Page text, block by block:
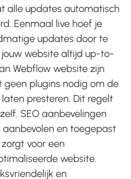
alle updates automatisch
Eenmaal live hoef je
updates door te
jouw website altijd up-to-
Webflow website zijn
geen plugins nodig om de
presteren. Dit regelt
SEO aanbevelingen
en toegepast
voor een
website.
en